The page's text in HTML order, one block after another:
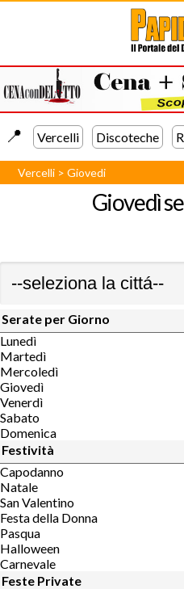
📍️ Vercelli Discoteche
Vercelli >Giovedi
Giovedì
Serate per Giorno
Lunedì
Martedì
Mercoledì
Giovedì
Venerdì
Sabato
Domenica
Festività
Capodanno
Natale
San Valentino
Festa della Donna
Pasqua
Halloween
Carnevale
Feste Private